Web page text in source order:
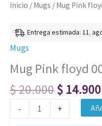
Inicio / Mugs / Mug Pink
Entrega estimada: 11.
Mugs
Mug Pink floyd
$20.000$ 14.900
- +